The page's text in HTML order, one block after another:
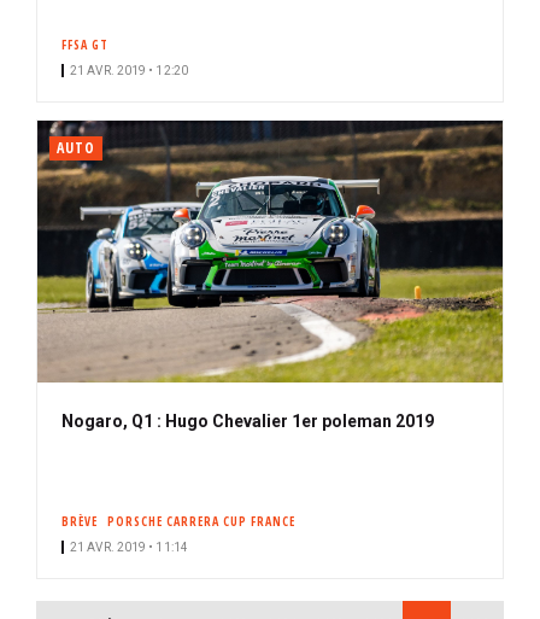
FFSA GT
21 AVR. 2019 • 12:20
AUTO
Nogaro, Q1 : Hugo Chevalier 1er poleman 2019
BRÈVE PORSCHE CARRERA CUP FRANCE
21 AVR. 2019 • 11:14